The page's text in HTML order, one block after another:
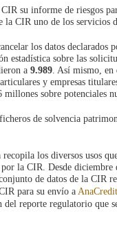
su informe de riesgos
la CIR uno de los servicios
los datos declarados
estadística sobre las
a 9.989. Así mismo, en
y empresas
sobre potenciales
de solvencia
los diversos usos
la CIR. Desde
de datos de la CIR
para su envío a AnaCredit
reporte regulatorio que